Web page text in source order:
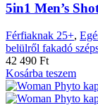
5in1 Men’s
Férfiaknak 25+,
belülről fakadó
42 490 Ft
Kosárba teszem